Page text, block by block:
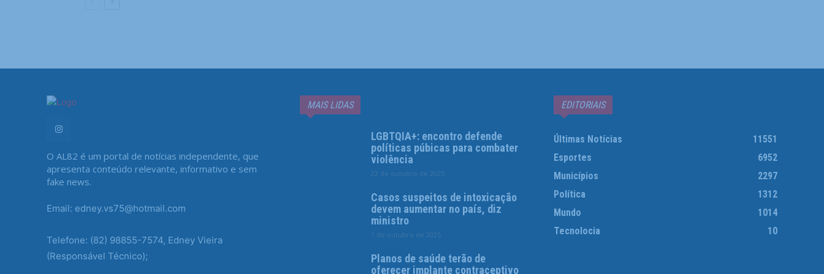
O AL82 é um portal de notícias independente, que
apresenta conteúdo relevante, informativo e sem
fake news.
Email: edney.vs75@hotmail.com
Telefone: (82) 98855-7574, Edney Vieira
(Responsável Técnico);
MAIS LIDAS
LGBTQIA+: encontro defende
políticas púbicas para combater
violência
22 de outubro de 2025
Casos suspeitos de intoxicação
devem aumentar no país, diz
ministro
1 de outubro de 2025
Planos de saúde terão de
oferecer implante contraceptivo
EDITORIAIS
Últimas Notícias
11551
Esportes
6952
Municípios
2297
Política
1312
Mundo
1014
Tecnolocia
10